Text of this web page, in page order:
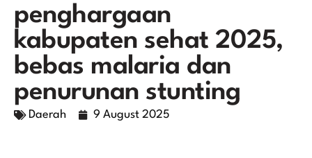
penghargaan
kabupaten sehat 2025,
bebas malaria dan
penurunan stunting
Daerah 9 August 2025